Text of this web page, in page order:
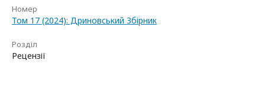
Номер
Том 17 (2024): Дриновський Збірник
Розділ
Рецензії